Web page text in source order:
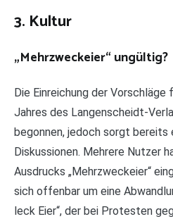
3. Kultur
„Mehrzweckeier“ ungültig?
Die Einreichung der
Jahres des Langenscheidt-
begonnen, jedoch sorgt
Diskussionen. Mehrere Nutzer
Ausdrucks „Mehrzweckeier“
sich offenbar um eine
leck Eier“, der bei Protesten